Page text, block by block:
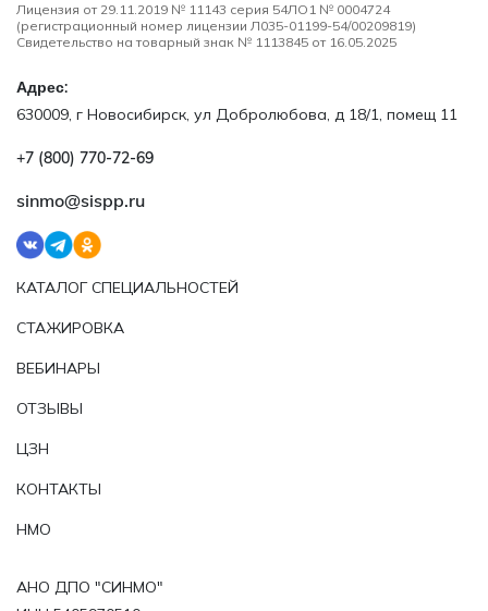
Лицензия от 29.11.2019 № 11143 серия 54ЛО1 № 0004724
(регистрационный номер лицензии Л035-01199-54/00209819)
Свидетельство на товарный знак № 1113845 от 16.05.2025
Адрес:
630009, г Новосибирск, ул Добролюбова, д 18/1, помещ 11
+7 (800) 770‑72‑69
sinmo@sispp.ru
КАТАЛОГ СПЕЦИАЛЬНОСТЕЙ
СТАЖИРОВКА
ВЕБИНАРЫ
ОТЗЫВЫ
ЦЗН
КОНТАКТЫ
НМО
АНО ДПО "СИНМО"